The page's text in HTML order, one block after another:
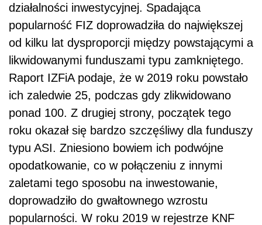
działalności inwestycyjnej. Spadająca
popularność FIZ doprowadziła do największej
od kilku lat dysproporcji między powstającymi a
likwidowanymi funduszami typu zamkniętego.
Raport IZFiA podaje, że w 2019 roku powstało
ich zaledwie 25, podczas gdy zlikwidowano
ponad 100. Z drugiej strony, początek tego
roku okazał się bardzo szczęśliwy dla funduszy
typu ASI. Zniesiono bowiem ich podwójne
opodatkowanie, co w połączeniu z innymi
zaletami tego sposobu na inwestowanie,
doprowadziło do gwałtownego wzrostu
popularności. W roku 2019 w rejestrze KNF